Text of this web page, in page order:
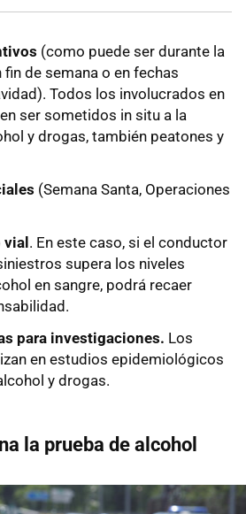
(como puede ser durante la
de semana o en fechas
Todos los involucrados en
ser sometidos in situ a la
y drogas, también peatones y
(Semana Santa, Operaciones
. En este caso, si el conductor
supera los niveles
en sangre, podrá recaer
para investigaciones. Los
en estudios epidemiológicos
y drogas.
la prueba de alcohol